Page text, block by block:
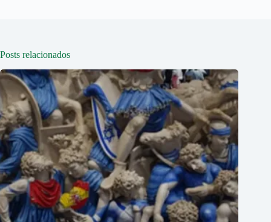
Posts relacionados